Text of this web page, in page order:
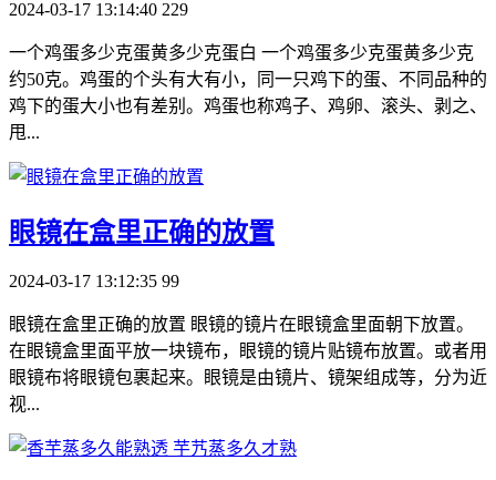
2024-03-17 13:14:40 229
一个鸡蛋多少克蛋黄多少克蛋白 一个鸡蛋多少克蛋黄多少克
约50克。鸡蛋的个头有大有小，同一只鸡下的蛋、不同品种的
鸡下的蛋大小也有差别。鸡蛋也称鸡子、鸡卵、滚头、剥之、
甩...
​眼镜在盒里正确的放置
2024-03-17 13:12:35 99
眼镜在盒里正确的放置 眼镜的镜片在眼镜盒里面朝下放置。
在眼镜盒里面平放一块镜布，眼镜的镜片贴镜布放置。或者用
眼镜布将眼镜包裹起来。眼镜是由镜片、镜架组成等，分为近
视...